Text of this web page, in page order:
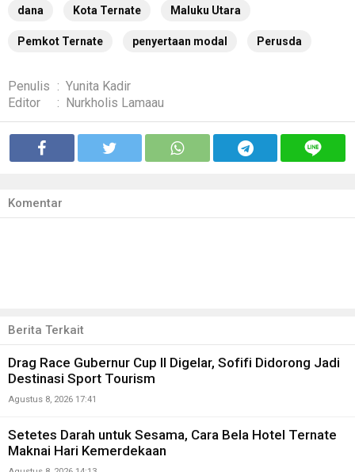
dana Kota Ternate Maluku Utara
Pemkot Ternate penyertaan modal Perusda
Penulis : Yunita Kadir
Editor
: Nurkholis Lamaau
Komentar
Berita Terkait
Drag Race Gubernur Cup II Digelar, Sofifi Didorong Jadi
Destinasi Sport Tourism
Agustus 8, 2026 17:41
Setetes Darah untuk Sesama, Cara Bela Hotel Ternate
Maknai Hari Kemerdekaan